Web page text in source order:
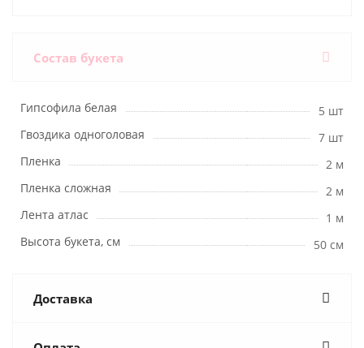
Состав букета
Гипсофила белая
5 шт
Гвоздика одноголовая
7 шт
Пленка
2 м
Пленка сложная
2 м
Лента атлас
1 м
Высота букета, см
50 см
Доставка